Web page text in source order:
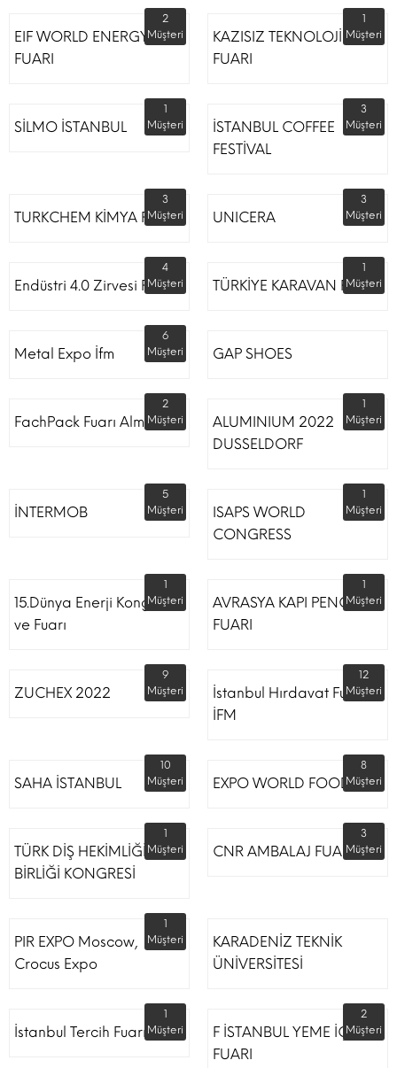
EIF WORLD ENERGY
FUARI
2
Müşteri
KAZISIZ TEKNOLOJİLER
FUARI
1
Müşteri
SİLMO İSTANBUL
1
Müşteri
İSTANBUL COFFEE
FESTİVAL
3
Müşteri
TURKCHEM KİMYA FUARI
3
Müşteri
UNICERA
3
Müşteri
Endüstri 4.0 Zirvesi Fuarı
4
Müşteri
TÜRKİYE KARAVAN FUARI
1
Müşteri
Metal Expo İfm
6
Müşteri
GAP SHOES
FachPack Fuarı Almanya
2
Müşteri
ALUMINIUM 2022
DUSSELDORF
1
Müşteri
İNTERMOB
5
Müşteri
ISAPS WORLD
CONGRESS
1
Müşteri
15.Dünya Enerji Kongresi
ve Fuarı
1
Müşteri
AVRASYA KAPI PENCERE
FUARI
1
Müşteri
ZUCHEX 2022
9
Müşteri
İstanbul Hırdavat Fuarı
İFM
12
Müşteri
SAHA İSTANBUL
10
Müşteri
EXPO WORLD FOOD
8
Müşteri
TÜRK DİŞ HEKİMLİĞİ
BİRLİĞİ KONGRESİ
1
Müşteri
CNR AMBALAJ FUARI
3
Müşteri
PIR EXPO Moscow,
Crocus Expo
1
Müşteri
KARADENİZ TEKNİK
ÜNİVERSİTESİ
İstanbul Tercih Fuarı
1
Müşteri
F İSTANBUL YEME İÇME
FUARI
2
Müşteri